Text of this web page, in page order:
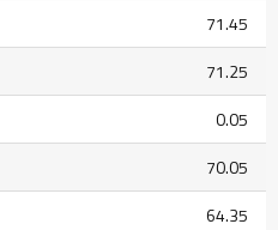
71.45
71.25
0.05
70.05
64.35